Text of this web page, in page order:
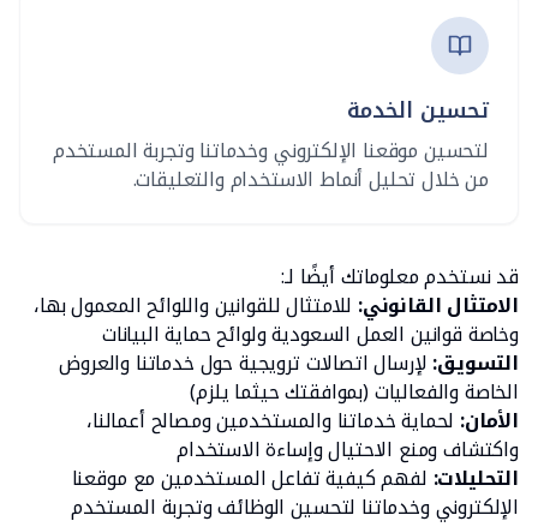
تحسين الخدمة
لتحسين موقعنا الإلكتروني وخدماتنا وتجربة المستخدم
من خلال تحليل أنماط الاستخدام والتعليقات.
قد نستخدم معلوماتك أيضًا لـ:
الامتثال القانوني: للامتثال للقوانين واللوائح المعمول بها،
وخاصة قوانين العمل السعودية ولوائح حماية البيانات
التسويق:لإرسال اتصالات ترويجية حول خدماتنا والعروض
الخاصة والفعاليات (بموافقتك حيثما يلزم)
الأمان: لحماية خدماتنا والمستخدمين ومصالح أعمالنا،
واكتشاف ومنع الاحتيال وإساءة الاستخدام
التحليلات: لفهم كيفية تفاعل المستخدمين مع موقعنا
الإلكتروني وخدماتنا لتحسين الوظائف وتجربة المستخدم